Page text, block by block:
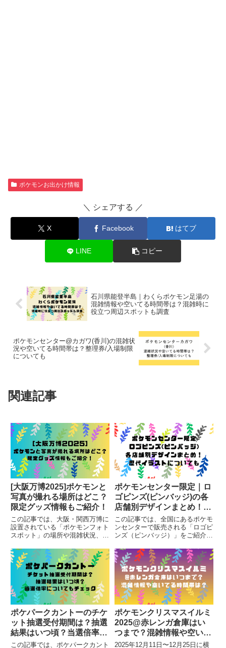
ポケモンお出かけ情報
＼ シェアする ／
X Facebook はてブ
LINE コピー
石川県能登半島｜わくらポケモン足湯の
混雑情報や空いてる時間帯は？混雑時に
役立つ周辺スポットも調査
ポケモンセンター@カガワ(香川)の混雑状
況や空いてる時間帯は？整理券/入場制限
についても
関連記事
[大阪万博2025]ポケモンと
写真が撮れる場所はどこ？
限定グッズ情報もご紹介！
この記事では、大阪・関西万博に
設置されている「ポケモンフォト
スポット」の場所や混雑状況、オ
います。
ポケモンセンター限定｜ロ
ゴピンズ(ピンバッジ)の各
店舗別デザインまとめ！歴
代イラストについても
この記事では、全国にあるポケモ
ンセンターで販売される「ロゴピ
ンズ（ピンバッジ）」をご紹介し
いた「歴代」のロゴピンズも一緒
にチェックしていきましょう！
ポケパークカントーのチケ
ット抽選受付期間は？抽選
結果はいつ頃？当選倍率に
ついてもチェック
この記事では、ポケパークカント
ポケモンクリスマスイルミ
2025@赤レンガ倉庫はい
つまで？混雑情報や空いて
る時間帯は？
2025年12月11日〜12月25日に横